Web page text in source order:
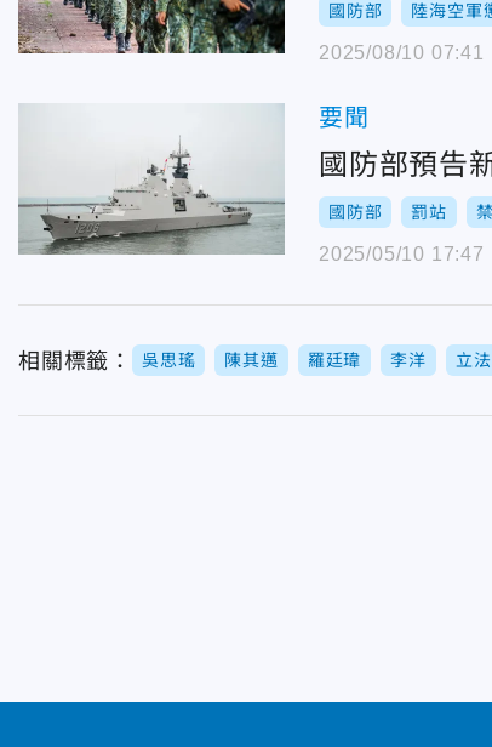
國防部 陸海空軍
2025/08/10 07:41
要聞
國防部預告
國防部 罰站
2025/05/10 17:47
相關標籤： 吳思瑤 陳其邁 羅廷瑋 李洋 立